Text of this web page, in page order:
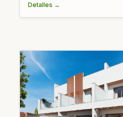
Detalles →